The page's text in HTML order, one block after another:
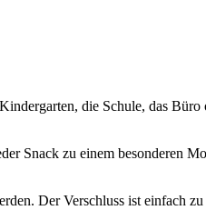
die Schule, das
Snack zu einem besonderen
Der Verschluss ist einfach zu